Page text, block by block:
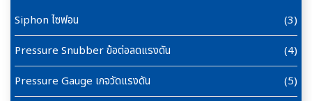
Siphon ไซฟอน
(3)
Pressure Snubber ข้อต่อลดแรงดัน
(4)
Pressure Gauge เกจวัดแรงดัน
(5)